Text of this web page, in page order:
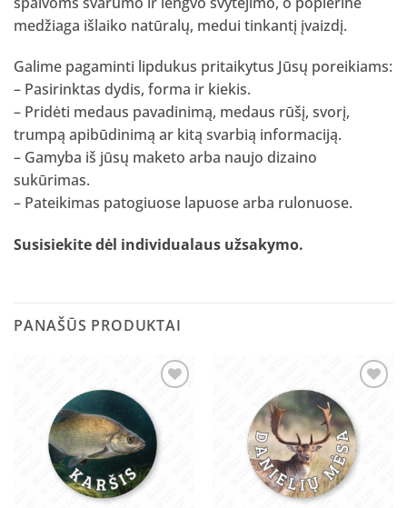
medžiaga išlaiko natūralų, medui tinkantį įvaizdį.
Galime pagaminti lipdukus pritaikytus Jūsų poreikiams:
– Pasirinktas dydis, forma ir kiekis.
– Pridėti medaus pavadinimą, medaus rūšį, svorį,
trumpą apibūdinimą ar kitą svarbią informaciją.
– Gamyba iš jūsų maketo arba naujo dizaino
sukūrimas.
– Pateikimas patogiuose lapuose arba rulonuose.
Susisiekite dėl individualaus užsakymo.
PANAŠŪS PRODUKTAI
sąrašą
sąrašą